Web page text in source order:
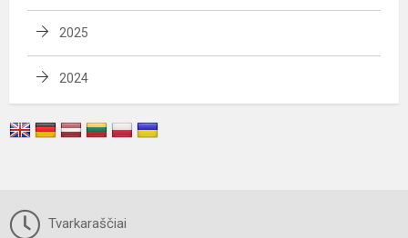
2025
2024
Tvarkaraščiai